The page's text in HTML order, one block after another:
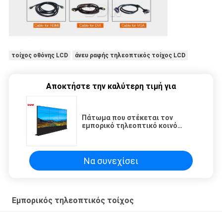
τοίχος οθόνης LCD άνευ ραφής τηλεοπτικός τοίχος LCD
Αποκτήστε την καλύτερη τιμή για
Πάτωμα που στέκεται τον
εμπορικό τηλεοπτικό κοινό
Να συνεχίσει
Εμπορικός τηλεοπτικός τοίχος